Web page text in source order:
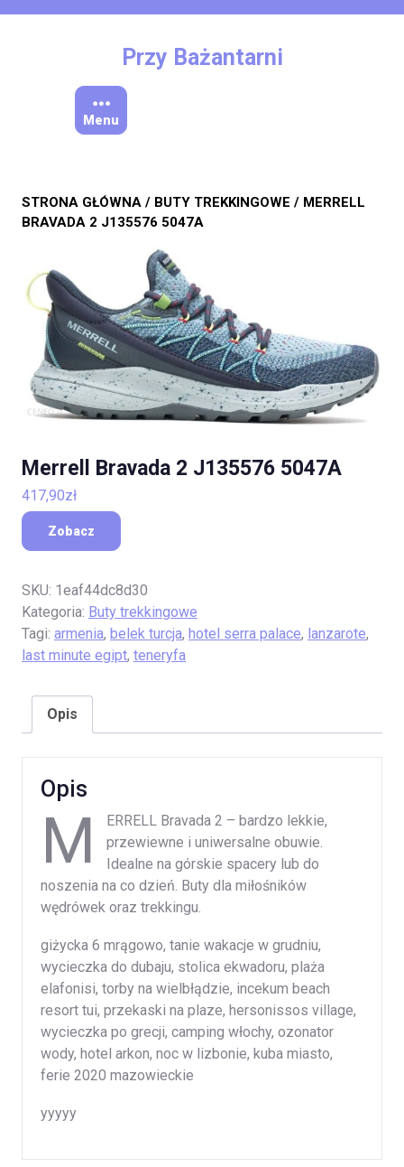
Przy Bażantarni
Menu
STRONA GŁÓWNA / BUTY TREKKINGOWE / MERRELL
BRAVADA 2 J135576 5047A
Merrell Bravada 2 J135576 5047A
417,90zł
Zobacz
SKU: 1eaf44dc8d30
Kategoria: Buty trekkingowe
Tagi: armenia, belek turcja, hotel serra palace, lanzarote,
last minute egipt, teneryfa
Opis
Opis
M
ERRELL Bravada 2 – bardzo lekkie,
przewiewne i uniwersalne obuwie.
Idealne na górskie spacery lub do
noszenia na co dzień. Buty dla miłośników
wędrówek oraz trekkingu.
giżycka 6 mrągowo, tanie wakacje w grudniu,
wycieczka do dubaju, stolica ekwadoru, plaża
elafonisi, torby na wielbłądzie, incekum beach
resort tui, przekaski na plaze, hersonissos village,
wycieczka po grecji, camping włochy, ozonator
wody, hotel arkon, noc w lizbonie, kuba miasto,
ferie 2020 mazowieckie
yyyyy